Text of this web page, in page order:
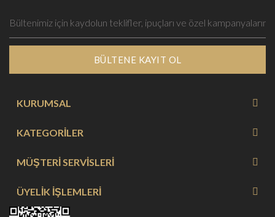
BÜLTENE KAYIT OL
KURUMSAL
KATEGORİLER
MÜŞTERİ SERVİSLERİ
ÜYELİK İŞLEMLERİ